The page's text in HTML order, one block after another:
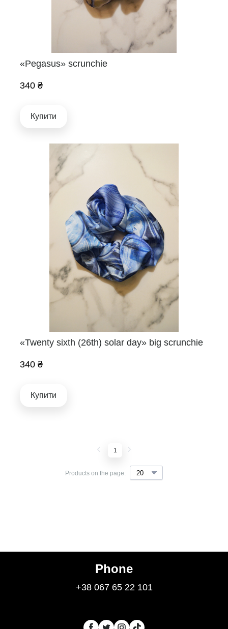
«Pegasus» scrunchie
340 ₴
Купити
«Twenty sixth (26th) solar day» big scrunchie
340 ₴
Купити
Products on the page:
1
Phone
+38 067 65 22 101